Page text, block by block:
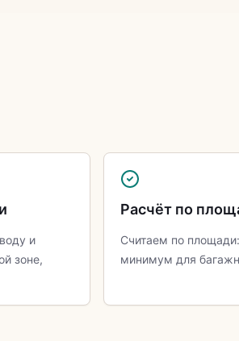
и
зоне,
Расчёт по
Считаем по
минимум для